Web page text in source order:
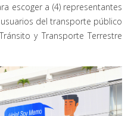
escoger a (4) representantes
del transporte público
y Transporte Terrestre